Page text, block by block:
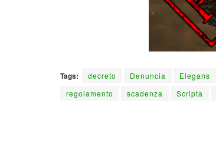
Tags: decreto Denuncia Elegans
regolamento
scadenza Scripta